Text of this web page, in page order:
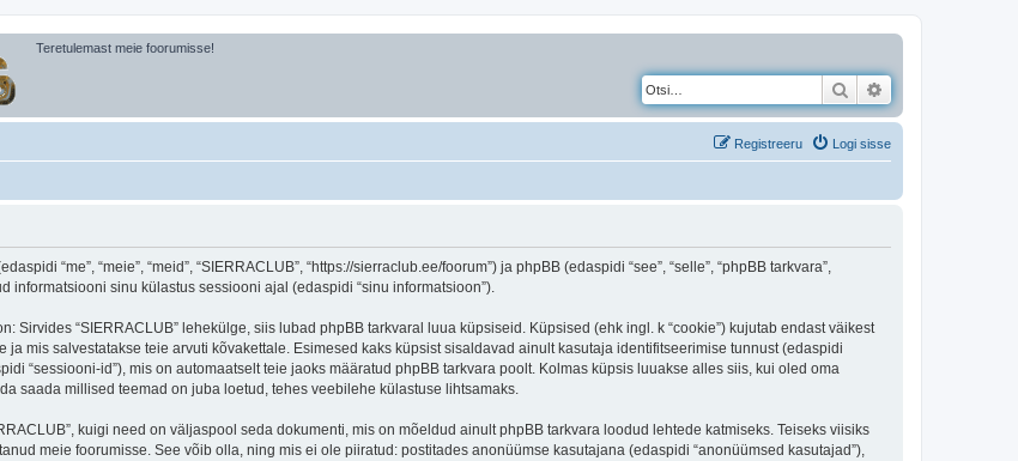
Teretulemast meie foorumisse!
Otsi
Logi sisse
Registreeru
“me”, “meie”, “meid”, “SIERRACLUB”, “https://sierraclub.ee/foorum”) ja phpBB (edaspidi “see”, “selle”, “phpBB tarkvara”,
informatsiooni sinu külastus sessiooni ajal (edaspidi “sinu informatsioon”).
Sirvides “SIERRACLUB” lehekülge, siis lubad phpBB tarkvaral luua küpsiseid. Küpsised (ehk ingl. k “cookie”) kujutab endast väikest
mis salvestatakse teie arvuti kõvakettale. Esimesed kaks küpsist sisaldavad ainult kasutaja identifitseerimise tunnust (edaspidi
“sessiooni-id”), mis on automaatselt teie jaoks määratud phpBB tarkvara poolt. Kolmas küpsis luuakse alles siis, kui oled oma
saada millised teemad on juba loetud, tehes veebilehe külastuse lihtsamaks.
kuigi need on väljaspool seda dokumenti, mis on mõeldud ainult phpBB tarkvara loodud lehtede katmiseks. Teiseks viisiks
meie foorumisse. See võib olla, ning mis ei ole piiratud: postitades anonüümse kasutajana (edaspidi “anonüümsed kasutajad”),